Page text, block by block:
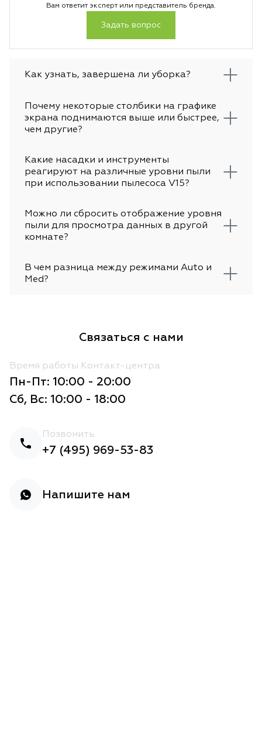
Вам ответит эксперт или представитель бренда.
Задать вопрос
Как узнать, завершена ли уборка?
Почему некоторые столбики на графике
экрана поднимаются выше или быстрее,
чем другие?
Какие насадки и инструменты
реагируют на различные уровни пыли
при использовании пылесоса V15?
Можно ли сбросить отображение уровня
пыли для просмотра данных в другой
комнате?
В чем разница между режимами Auto и
Med?
Связаться с нами
Время работы Контакт-центра
Пн-Пт: 10:00 - 20:00
Сб, Вс: 10:00 - 18:00
Позвонить
+7 (495) 969-53-83
Напишите нам